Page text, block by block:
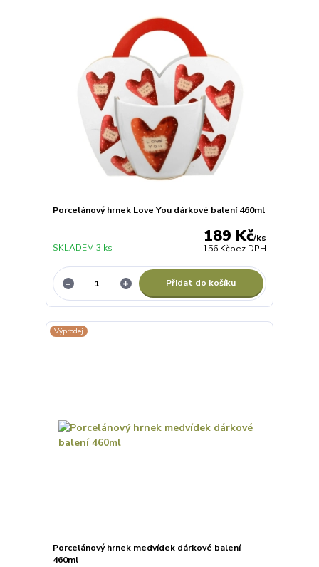
Porcelánový hrnek Love You dárkové balení 460ml
189 Kč/ks
156 Kčbez DPH
SKLADEM 3 ks
Přidat do košíku
Výprodej
Porcelánový hrnek medvídek dárkové balení
460ml